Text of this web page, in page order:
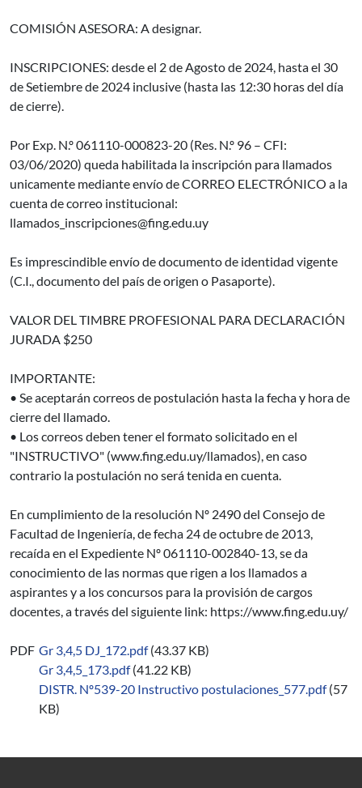
COMISIÓN ASESORA: A designar.
INSCRIPCIONES: desde el 2 de Agosto de 2024, hasta el 30
de Setiembre de 2024 inclusive (hasta las 12:30 horas del día
de cierre).
Por Exp. N.º 061110-000823-20 (Res. N.º 96 – CFI:
03/06/2020) queda habilitada la inscripción para llamados
unicamente mediante envío de CORREO ELECTRÓNICO a la
cuenta de correo institucional:
llamados_inscripciones@fing.edu.uy
Es imprescindible envío de documento de identidad vigente
(C.I., documento del país de origen o Pasaporte).
VALOR DEL TIMBRE PROFESIONAL PARA DECLARACIÓN
JURADA $250
IMPORTANTE:
• Se aceptarán correos de postulación hasta la fecha y hora de
cierre del llamado.
• Los correos deben tener el formato solicitado en el
"INSTRUCTIVO" (www.fing.edu.uy/llamados), en caso
contrario la postulación no será tenida en cuenta.
En cumplimiento de la resolución Nº 2490 del Consejo de
Facultad de Ingeniería, de fecha 24 de octubre de 2013,
recaída en el Expediente Nº 061110-002840-13, se da
conocimiento de las normas que rigen a los llamados a
aspirantes y a los concursos para la provisión de cargos
docentes, a través del siguiente link: https://www.fing.edu.uy/
PDF Gr 3,4,5 DJ_172.pdf (43.37 KB)
Gr 3,4,5_173.pdf (41.22 KB)
DISTR. Nº539-20 Instructivo postulaciones_577.pdf (57
KB)